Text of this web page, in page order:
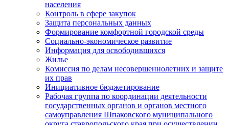
населения
Контроль в сфере закупок
Защита персональных данных
Формирование комфортной городской среды
Социально-экономическое развитие
Информация для освободившихся
Жилье
Комиссия по делам несовершеннолетних и защите
их прав
Инициативное бюджетирование
Рабочая группа по координации деятельности
государственных органов и органов местного
самоуправления Шпаковского муниципального